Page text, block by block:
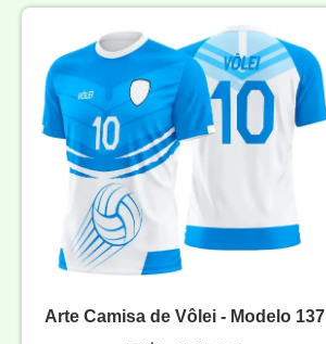
Arte Camisa de Vôlei - Modelo 137